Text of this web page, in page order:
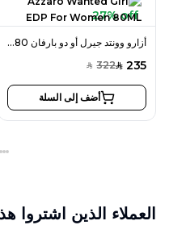
27% off
أزارو وونتد جيرل أو دو بارفان 80 مل للنساء
SAR 235
SAR 322
أضف إلى السلة
العملاء الذين اشتروا